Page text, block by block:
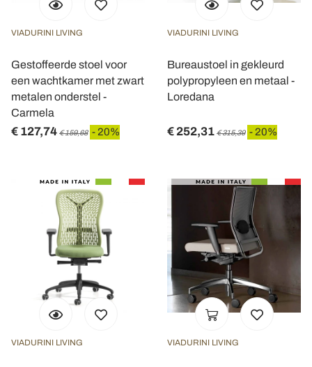
VIADURINI LIVING
Gestoffeerde stoel voor
een wachtkamer met zwart
metalen onderstel -
Carmela
€ 127,74 € 159,68 - 20%
VIADURINI LIVING
Bureaustoel in gekleurd
polypropyleen en metaal -
Loredana
€ 252,31 € 315,39 - 20%
VIADURINI LIVING VIADURINI LIVING